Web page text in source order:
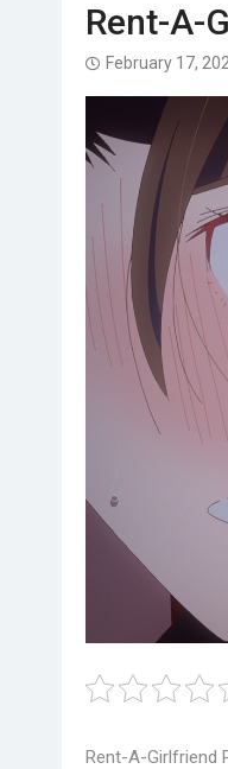
Rent-A-
February 17,
Rent-A-Girlfriend